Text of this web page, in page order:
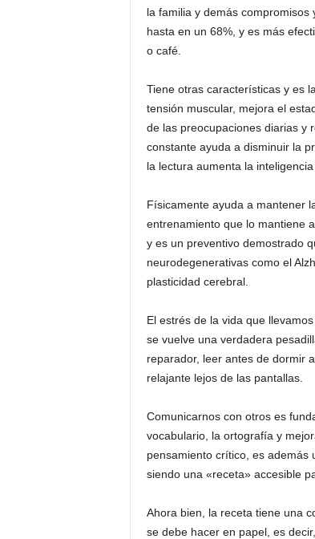
la familia y demás
hasta en un 68%, y es más
o café.
Tiene otras características y es
tensión muscular, mejora el
de las preocupaciones diarias y
constante ayuda a disminuir la
la lectura aumenta la
Físicamente ayuda a mantener
entrenamiento que lo mantiene
y es un preventivo demostrado
neurodegenerativas como el
plasticidad cerebral.
El estrés de la vida que
se vuelve una verdadera
reparador, leer antes de dormir
relajante lejos de las pantallas.
Comunicarnos con otros es
vocabulario, la ortografía y
pensamiento crítico, es además
siendo una «receta» accesible
Ahora bien, la receta tiene una
se debe hacer en papel, es